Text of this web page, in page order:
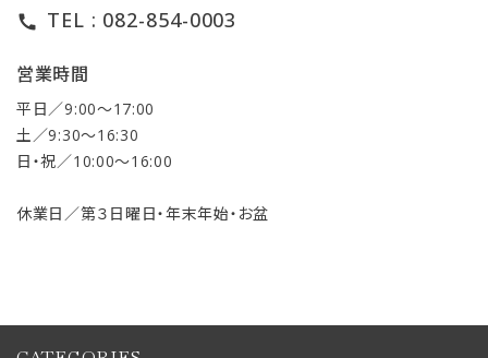
call TEL : 082-854-0003
営業時間
平日／9:00〜17:00
土／9:30〜16:30
日・祝／10:00〜16:00
休業日／第３日曜日・年末年始・お盆